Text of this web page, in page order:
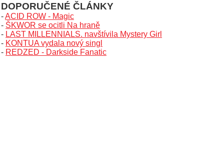
DOPORUČENÉ ČLÁNKY
-ACID ROW - Magic
- ŠKWOR se ocitli Na hraně
- LAST MILLENNIALS. navštívila Mystery Girl
- KONTUA vydala nový singl
- REDZED - Darkside Fanatic